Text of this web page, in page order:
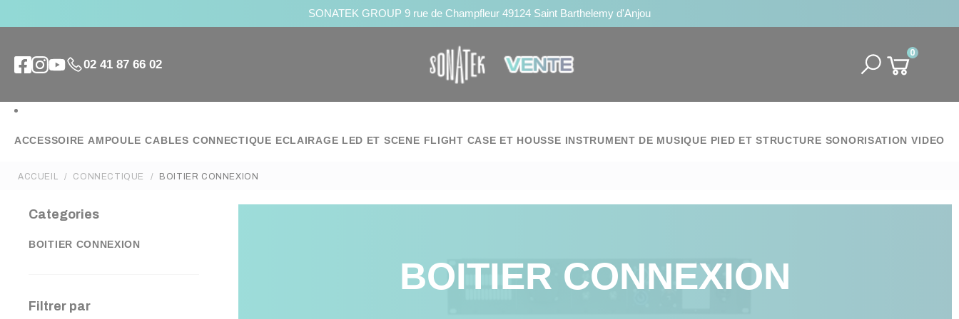
SONATEK GROUP 9 rue de Champfleur 49124 Saint Barthelemy d'Anjou
02 41 87 66 02
0
ACCESSOIRE AMPOULE CABLES CONNECTIQUE ECLAIRAGE LED ET SCENE FLIGHT CASE ET HOUSSE INSTRUMENT DE MUSIQUE PIED ET STRUCTURE SONORISATION VIDEO
ACCUEIL CONNECTIQUE BOITIER CONNEXION
Categories
BOITIER CONNEXION
Filtrer par
BOITIER CONNEXION